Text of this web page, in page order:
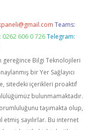
Teams:
606 0 726 Telegram:
gereğince Bilgi Teknolojileri
bir Yer Sağlayıcı
sitedeki içerikleri proaktif
bulunmamaktadır.
taşımakta olup,
sayılırlar. Bu internet